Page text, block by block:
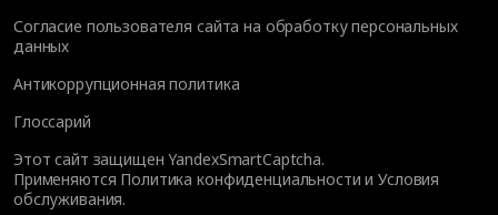
Согласие пользователя сайта на обработку персональных
данных
Антикоррупционная политика
Глоссарий
Этот сайт защищен YandexSmartCaptcha.
Применяются Политика конфиденциальности иУсловия
обслуживания.